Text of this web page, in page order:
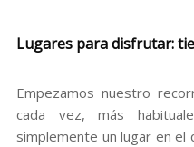
Lugares para disfrutar:
Empezamos nuestro
cada vez, más
simplemente un lugar en